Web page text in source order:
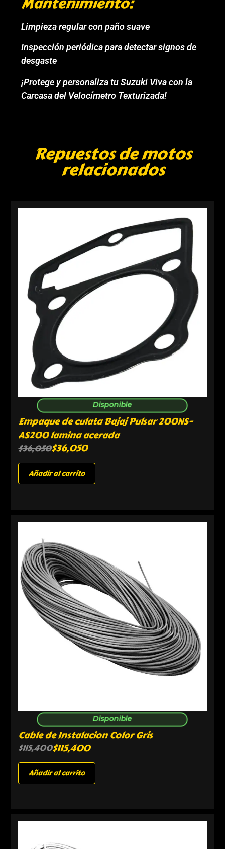
Limpieza regular con paño suave
Inspección periódica para detectar signos de
desgaste
¡Protege y personaliza tu Suzuki Viva con la
Carcasa del Velocímetro Texturizada!
Repuestos de motos
relacionados
Disponible
Empaque de culata Bajaj Pulsar 200NS-
AS200 lamina acerada
$36,050$36,050
Añadir al carrito
Disponible
Cable de Instalacion Color Gris
$115,400$115,400
Añadir al carrito